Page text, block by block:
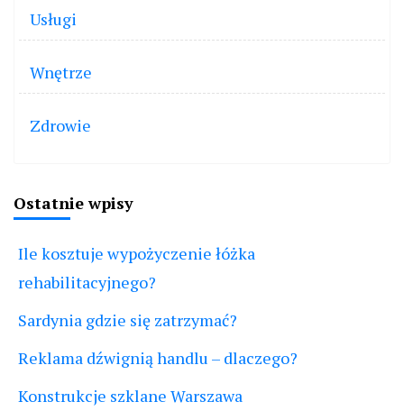
Usługi
Wnętrze
Zdrowie
Ostatnie wpisy
Ile kosztuje wypożyczenie łóżka
rehabilitacyjnego?
Sardynia gdzie się zatrzymać?
Reklama dźwignią handlu – dlaczego?
Konstrukcje szklane Warszawa